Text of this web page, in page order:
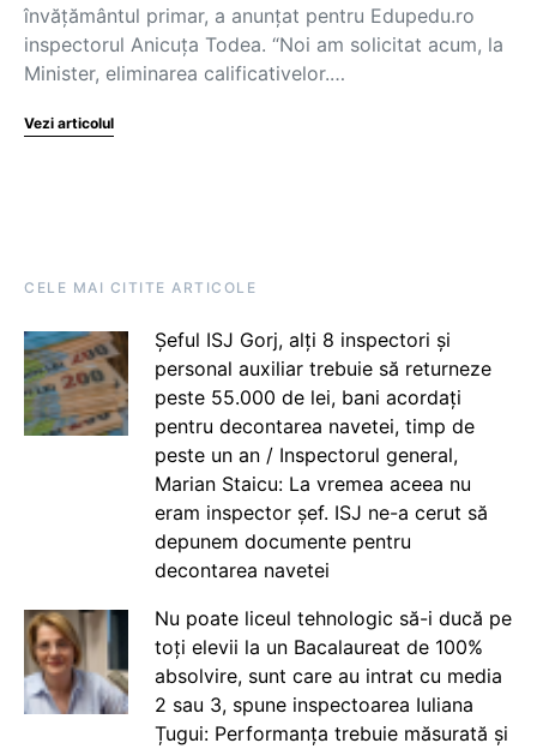
învățământul primar, a anunțat pentru Edupedu.ro
inspectorul Anicuța Todea. “Noi am solicitat acum, la
Minister, eliminarea calificativelor.…
Vezi articolul
CELE MAI CITITE ARTICOLE
Șeful ISJ Gorj, alți 8 inspectori și
personal auxiliar trebuie să returneze
peste 55.000 de lei, bani acordați
pentru decontarea navetei, timp de
peste un an / Inspectorul general,
Marian Staicu: La vremea aceea nu
eram inspector șef. ISJ ne-a cerut să
depunem documente pentru
decontarea navetei
Nu poate liceul tehnologic să-i ducă pe
toți elevii la un Bacalaureat de 100%
absolvire, sunt care au intrat cu media
2 sau 3, spune inspectoarea Iuliana
Țugui: Performanța trebuie măsurată și